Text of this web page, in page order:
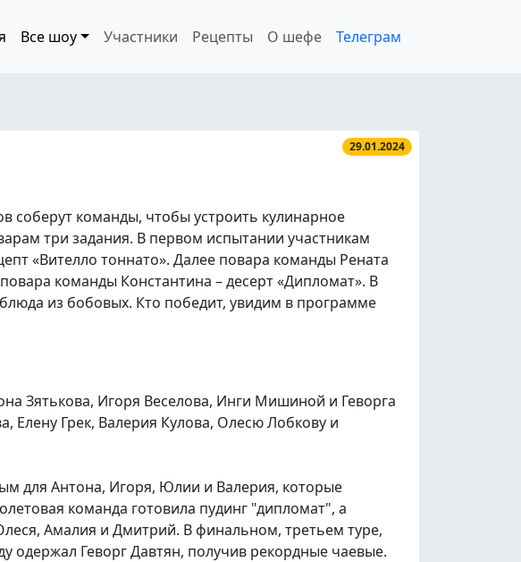
Все шоу Участники Рецепты О шефе Телеграм
29.01.2024
соберут команды, чтобы устроить кулинарное
три задания. В первом испытании участникам
«Вителло тоннато». Далее повара команды Рената
команды Константина – десерт «Дипломат». В
из бобовых. Кто победит, увидим в программе
Зятькова, Игоря Веселова, Инги Мишиной и Геворга
Грек, Валерия Кулова, Олесю Лобкову и
для Антона, Игоря, Юлии и Валерия, которые
команда готовила пудинг "дипломат", а
Амалия и Дмитрий. В финальном, третьем туре,
одержал Геворг Давтян, получив рекордные чаевые.